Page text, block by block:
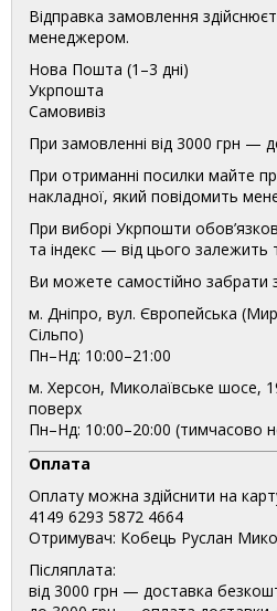
Відправка замовлення
менеджером.
Нова Пошта (1–3 дні)
Укрпошта
Самовивіз
При замовленні від 3000 грн
При отриманні посилки майте
накладної, який повідомить
При виборі Укрпошти
та індекс — від цього залежить
Ви можете самостійно забрати
м. Дніпро, вул. Європейська
Сільпо)
Пн–Нд: 10:00–21:00
м. Херсон, Миколаївське шосе,
поверх
Пн–Нд: 10:00–20:00 (тимчасово
Оплата
Оплату можна здійснити на
4149 6293 5872 4664
Отримувач: Кобець Руслан
Післяплата:
від 3000 грн — доставка